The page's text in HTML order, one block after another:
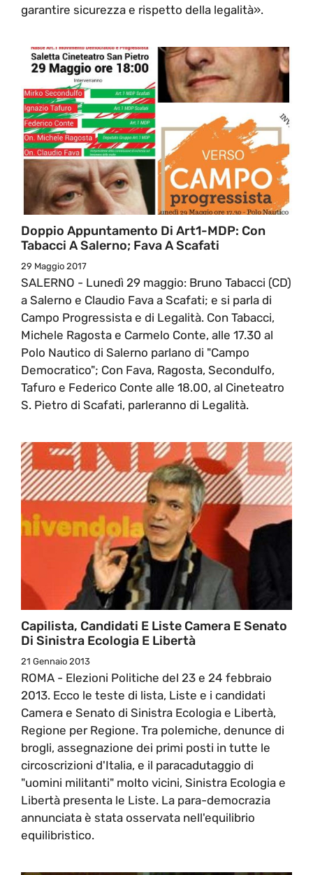
garantire sicurezza e rispetto della legalità».
Doppio Appuntamento Di Art1-MDP: Con
Tabacci A Salerno; Fava A Scafati
29 Maggio 2017
SALERNO - Lunedì 29 maggio: Bruno Tabacci (CD)
a Salerno e Claudio Fava a Scafati; e si parla di
Campo Progressista e di Legalità. Con Tabacci,
Michele Ragosta e Carmelo Conte, alle 17.30 al
Polo Nautico di Salerno parlano di "Campo
Democratico"; Con Fava, Ragosta, Secondulfo,
Tafuro e Federico Conte alle 18.00, al Cineteatro
S. Pietro di Scafati, parleranno di Legalità.
Capilista, Candidati E Liste Camera E Senato
Di Sinistra Ecologia E Libertà
21 Gennaio 2013
ROMA - Elezioni Politiche del 23 e 24 febbraio
2013. Ecco le teste di lista, Liste e i candidati
Camera e Senato di Sinistra Ecologia e Libertà,
Regione per Regione. Tra polemiche, denunce di
brogli, assegnazione dei primi posti in tutte le
circoscrizioni d'Italia, e il paracadutaggio di
"uomini militanti" molto vicini, Sinistra Ecologia e
Libertà presenta le Liste. La para-democrazia
annunciata è stata osservata nell'equilibrio
equilibristico.